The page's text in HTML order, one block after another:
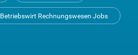
Betriebswirt Rechnungswesen Jobs